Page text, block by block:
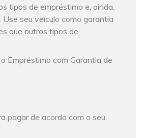
tipos de empréstimo e, ainda,
Use seu veículo como garantia
que outros tipos de
Empréstimo com Garantia de
pagar de acordo com o seu